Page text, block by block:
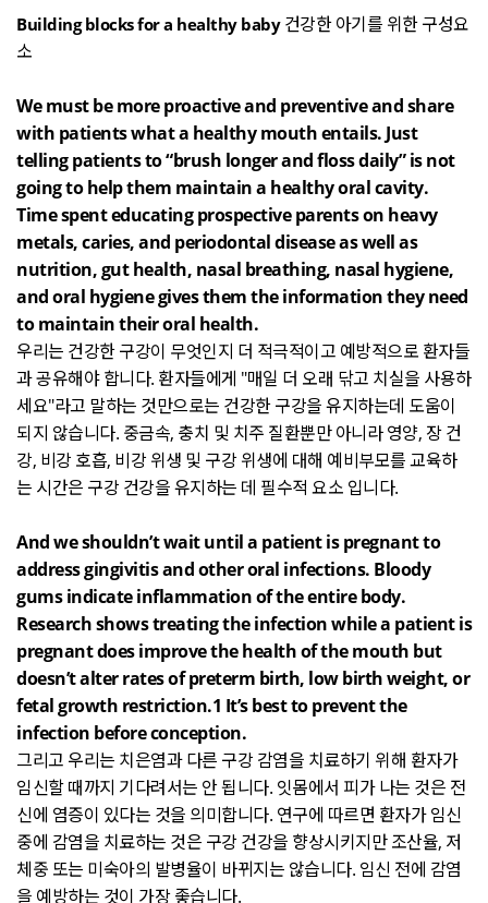
Building blocks for a healthy baby 건강한 아기를 위한 구성요
소
We must be more proactive and preventive and share
with patients what a healthy mouth entails. Just
telling patients to “brush longer and floss daily” is not
going to help them maintain a healthy oral cavity.
Time spent educating prospective parents on heavy
metals, caries, and periodontal disease as well as
nutrition, gut health, nasal breathing, nasal hygiene,
and oral hygiene gives them the information they need
to maintain their oral health.
우리는 건강한 구강이 무엇인지 더 적극적이고 예방적으로 환자들
과 공유해야 합니다. 환자들에게 "매일 더 오래 닦고 치실을 사용하
세요"라고 말하는 것만으로는 건강한 구강을 유지하는데 도움이
되지 않습니다. 중금속, 충치 및 치주 질환뿐만 아니라 영양, 장 건
강, 비강 호흡, 비강 위생 및 구강 위생에 대해 예비부모를 교육하
는 시간은 구강 건강을 유지하는 데 필수적 요소 입니다.
And we shouldn’t wait until a patient is pregnant to
address gingivitis and other oral infections. Bloody
gums indicate inflammation of the entire body.
Research shows treating the infection while a patient is
pregnant does improve the health of the mouth but
doesn’t alter rates of preterm birth, low birth weight, or
fetal growth restriction.1 It’s best to prevent the
infection before conception.
그리고 우리는 치은염과 다른 구강 감염을 치료하기 위해 환자가
임신할 때까지 기다려서는 안 됩니다. 잇몸에서 피가 나는 것은 전
신에 염증이 있다는 것을 의미합니다. 연구에 따르면 환자가 임신
중에 감염을 치료하는 것은 구강 건강을 향상시키지만 조산율, 저
체중 또는 미숙아의 발병율이 바뀌지는 않습니다. 임신 전에 감염
을 예방하는 것이 가장 좋습니다.